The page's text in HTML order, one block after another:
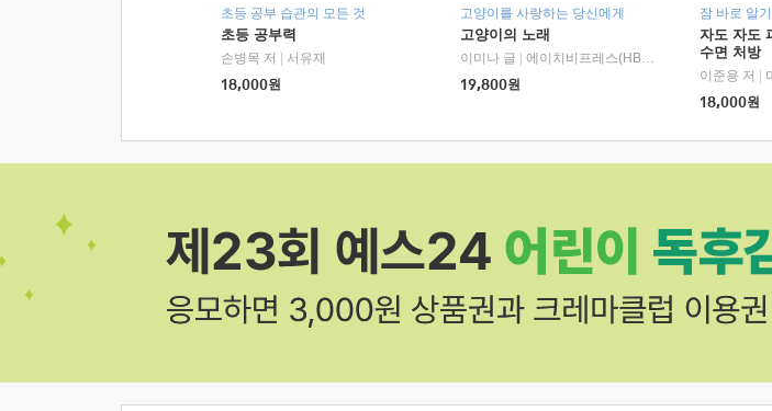
초등 공부 습관의 모든 것
초등 공부력
손병목 저
서유재
18,000원
고양이를 사랑하는 당신에게
고양이의 노래
이미나 글
에이치비프레스(HBPRESS)
19,800원
잠 바로 알기
자도 자도
수면 처방
이준용 저
18,000원